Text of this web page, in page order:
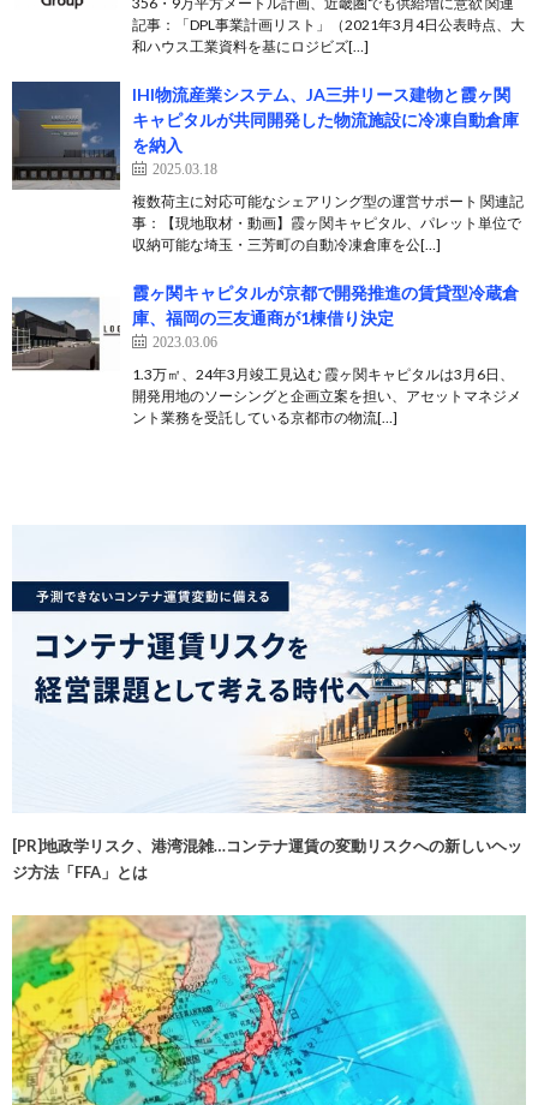
記事：「DPL事業計画リスト」（2021年3月4日公表時点、大
和ハウス工業資料を基にロジビズ[…]
IHI物流産業システム、JA三井リース建物と霞ヶ関
キャピタルが共同開発した物流施設に冷凍自動倉庫
を納入
2025.03.18
複数荷主に対応可能なシェアリング型の運営サポート 関連記
事：【現地取材・動画】霞ヶ関キャピタル、パレット単位で
収納可能な埼玉・三芳町の自動冷凍倉庫を公[…]
霞ヶ関キャピタルが京都で開発推進の賃貸型冷蔵倉
庫、福岡の三友通商が1棟借り決定
2023.03.06
1.3万㎡、24年3月竣工見込む 霞ヶ関キャピタルは3月6日、
開発用地のソーシングと企画立案を担い、アセットマネジメ
ント業務を受託している京都市の物流[…]
[PR]地政学リスク、港湾混雑…コンテナ運賃の変動リスクへの新しいヘッ
ジ方法「FFA」とは